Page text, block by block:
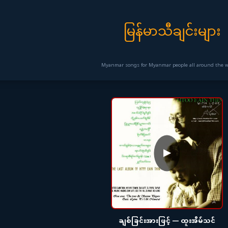
မြန်မာသီချင်းများ
Myanmar songs for Myanmar people all around the
▶
ချစ်ခြင်းအားဖြင့် — ထူးအိမ်သင်